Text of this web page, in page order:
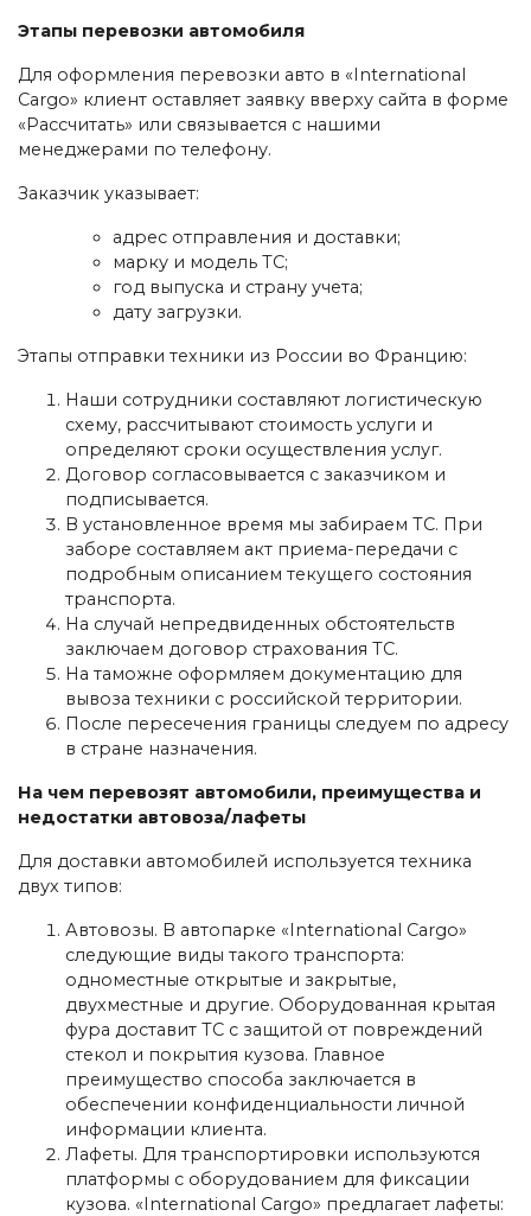
Этапы перевозки автомобиля
Для оформления перевозки авто в «International
Cargo» клиент оставляет заявку вверху сайта в форме
«Рассчитать» или связывается с нашими
менеджерами по телефону.
Заказчик указывает:
адрес отправления и доставки;
марку и модель ТС;
год выпуска и страну учета;
дату загрузки.
Этапы отправки техники из России во Францию:
Наши сотрудники составляют логистическую
схему, рассчитывают стоимость услуги и
определяют сроки осуществления услуг.
Договор согласовывается с заказчиком и
подписывается.
В установленное время мы забираем ТС. При
заборе составляем акт приема-передачи с
подробным описанием текущего состояния
транспорта.
На случай непредвиденных обстоятельств
заключаем договор страхования ТС.
На таможне оформляем документацию для
вывоза техники с российской территории.
После пересечения границы следуем по адресу
в стране назначения.
На чем перевозят автомобили, преимущества и
недостатки автовоза/лафеты
Для доставки автомобилей используется техника
двух типов:
Автовозы. В автопарке «International Cargo»
следующие виды такого транспорта:
одноместные открытые и закрытые,
двухместные и другие. Оборудованная крытая
фура доставит ТС с защитой от повреждений
стекол и покрытия кузова. Главное
преимущество способа заключается в
обеспечении конфиденциальности личной
информации клиента.
Лафеты. Для транспортировки используются
платформы с оборудованием для фиксации
кузова. «International Cargo» предлагает лафеты: